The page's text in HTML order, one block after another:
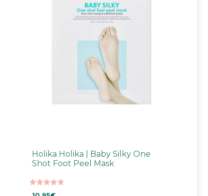
Holika Holika | Baby Silky One
Shot Foot Peel Mask